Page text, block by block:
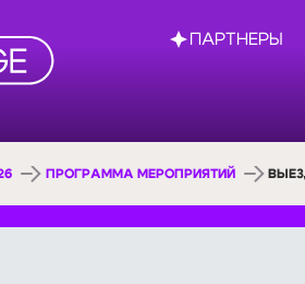
ПАРТНЕРЫ
ПРОГРАММА МЕРОПРИЯТИЙ